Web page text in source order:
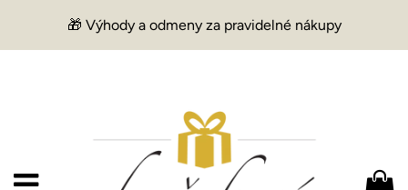
🎁 Výhody a odmeny za pravidelné nákupy
Menu